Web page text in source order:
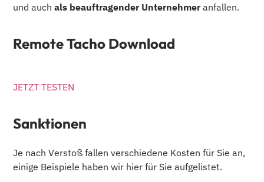
und auchals beauftragender Unternehmeranfallen.
Remote Tacho Download
JETZT TESTEN
Sanktionen
Je nach Verstoß fallen verschiedene Kosten für Sie an,
einige Beispiele haben wir hier für Sie aufgelistet.